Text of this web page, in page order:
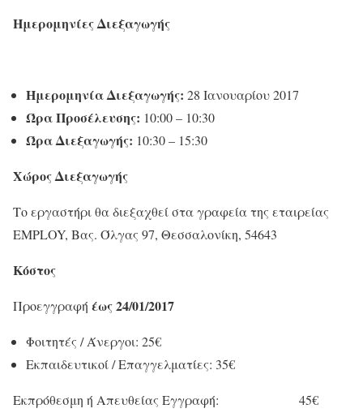
Ημερομηνίες Διεξαγωγής
Ημερομηνία Διεξαγωγής: 28 Ιανουαρίου 2017
Ώρα Προσέλευσης: 10:00 – 10:30
Ώρα Διεξαγωγής: 10:30 – 15:30
Χώρος Διεξαγωγής
Το εργαστήρι θα διεξαχθεί στα γραφεία της εταιρείας
EMPLOY, Βας. Όλγας 97, Θεσσαλονίκη, 54643
Κόστος
Προεγγραφή έως 24/01/2017
Φοιτητές / Άνεργοι: 25€
Εκπαιδευτικοί / Επαγγελματίες: 35€
Εκπρόθεσμη ή Απευθείας Εγγραφή: 45€